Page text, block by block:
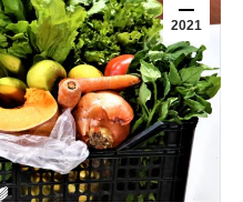
2021